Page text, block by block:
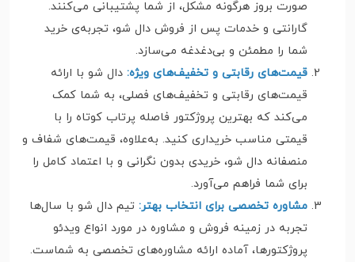
صورت بروز هرگونه مشکل، از شما پشتیبانی می‌کنند.
گارانتی و خدمات پس از فروش دال شو، تجربه‌ی خرید
شما را مطمئن و بی‌دغدغه می‌سازد.
قیمت‌های رقابتی و تخفیف‌های ویژه: دال شو با ارائه
قیمت‌های رقابتی و تخفیف‌های فصلی، به شما کمک
می‌کند که بهترین پروژکتور فاصله پرتاب کوتاه را با
قیمتی مناسب خریداری کنید. به‌علاوه، قیمت‌های شفاف و
منصفانه دال شو، خریدی بدون نگرانی و با اعتماد کامل را
برای شما فراهم می‌آورد.
مشاوره تخصصی برای انتخاب بهتر: تیم دال شو با سال‌ها
تجربه در زمینه فروش و مشاوره در مورد انواع ویدئو
پروژکتورها، آماده ارائه مشاوره‌های تخصصی به شماست.